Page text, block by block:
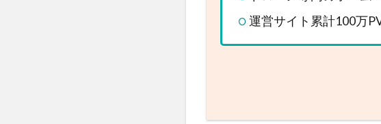
運営サイト累計100万